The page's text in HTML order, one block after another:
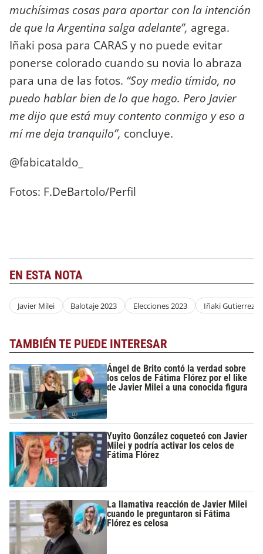
muchísimas cosas para aportar con la intención
de que la Argentina salga adelante”, agrega.
Iñaki posa para CARAS y no puede evitar
ponerse colorado cuando su novia lo abraza
para una de las fotos. “Soy medio tímido, no
puedo hablar bien de lo que hago. Pero Javier
me dijo que está muy contento conmigo y eso a
mí me deja tranquilo”, concluye.
@fabicataldo_
Fotos: F.DeBartolo/Perfil
EN ESTA NOTA
Javier Milei Balotaje 2023 Elecciones 2023 Iñaki Gutierrez
TAMBIÉN TE PUEDE INTERESAR
Ángel de Brito contó la verdad sobre
los celos de Fátima Flórez por el like
de Javier Milei a una conocida figura
Yuyito González coqueteó con Javier
Milei y podría activar los celos de
Fátima Flórez
La llamativa reacción de Javier Milei
cuando le preguntaron si Fátima
Flórez es celosa